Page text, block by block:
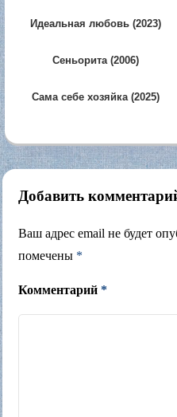
Идеальная любовь (2023)
Сеньорита (2006)
Сама себе хозяйка (2025)
Добавить
Ваш адрес email не будет
помечены *
Комментарий *